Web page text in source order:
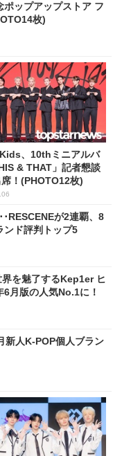
ップアップストア フ
枚)
、10thミニアルバ
& THAT」記者懇談
！(PHOTO12枚)
RESCENEが2連覇、8
ンド評判トップ5
界を魅了するKep1er ヒ
月版の人気No.1に！
新人K-POP個人ブラン